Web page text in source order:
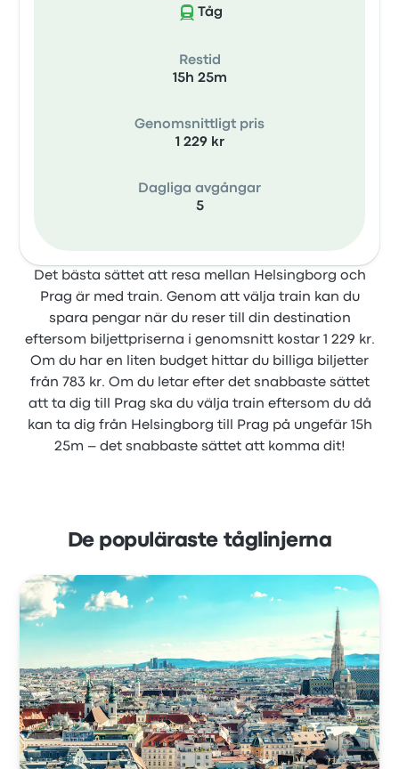
Tåg
Restid
15h 25m
Genomsnittligt pris
1 229 kr
Dagliga avgångar
5
Det bästa sättet att resa mellan Helsingborg och
Prag är med train. Genom att välja train kan du
spara pengar när du reser till din destination
eftersom biljettpriserna i genomsnitt kostar 1 229 kr.
Om du har en liten budget hittar du billiga biljetter
från 783 kr. Om du letar efter det snabbaste sättet
att ta dig till Prag ska du välja train eftersom du då
kan ta dig från Helsingborg till Prag på ungefär 15h
25m – det snabbaste sättet att komma dit!
De populäraste tåglinjerna